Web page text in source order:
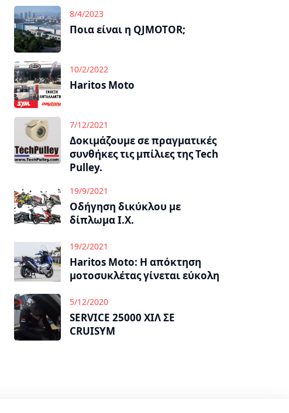
8/4/2023
Ποια είναι η QJMOTOR;
10/2/2022
Haritos Moto
7/12/2021
Δοκιμάζουμε σε πραγματικές
συνθήκες τις μπίλιες της Tech
Pulley.
19/9/2021
Οδήγηση δικύκλου με
δίπλωμα Ι.Χ.
19/2/2021
Haritos Moto: Η απόκτηση
μοτοσυκλέτας γίνεται εύκολη
5/12/2020
SERVICE 25000 ΧΙΛ ΣΕ
CRUISYM